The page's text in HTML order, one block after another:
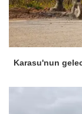
Karasu'nun